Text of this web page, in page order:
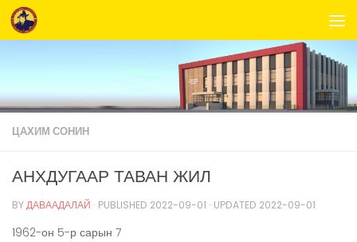
Skip to content
ЦАХИМ СОНИН
АНХДУГААР ТАВАН ЖИЛ
BYДАВААДАЛАЙ · PUBLISHED 2022-09-01 · UPDATED 2022-09-01
1962-он 5-р сарын 7